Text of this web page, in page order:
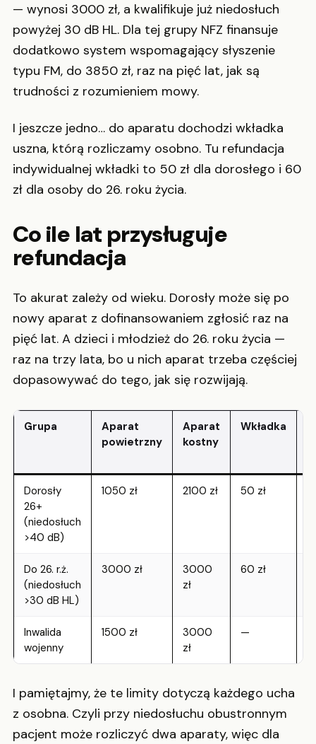
— wynosi 3000 zł, a kwalifikuje już niedosłuch
powyżej 30 dB HL. Dla tej grupy NFZ finansuje
dodatkowo system wspomagający słyszenie
typu FM, do 3850 zł, raz na pięć lat, jak są
trudności z rozumieniem mowy.
I jeszcze jedno… do aparatu dochodzi wkładka
uszna, którą rozliczamy osobno. Tu refundacja
indywidualnej wkładki to 50 zł dla dorosłego i 60
zł dla osoby do 26. roku życia.
Co ile lat przysługuje
refundacja
To akurat zależy od wieku. Dorosły może się po
nowy aparat z dofinansowaniem zgłosić raz na
pięć lat. A dzieci i młodzież do 26. roku życia —
raz na trzy lata, bo u nich aparat trzeba częściej
dopasowywać do tego, jak się rozwijają.
Grupa
Aparat
powietrzny
Aparat
kostny
Wkładka
Dorosły
26+
(niedosłuch
>40 dB)
1050 zł 2100 zł 50 zł
Do 26. r.ż.
(niedosłuch
>30 dB HL)
3000 zł
3000
zł
60 zł
Inwalida
wojenny
1500 zł
3000
zł
—
I pamiętajmy, że te limity dotyczą każdego ucha
z osobna. Czyli przy niedosłuchu obustronnym
pacjent może rozliczyć dwa aparaty, więc dla